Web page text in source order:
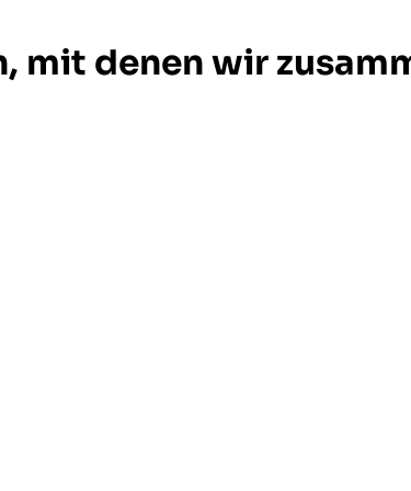
mit denen wir